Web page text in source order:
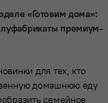
«Готовим дома»:
премиум-
для тех, кто
домашнюю еду
семейное